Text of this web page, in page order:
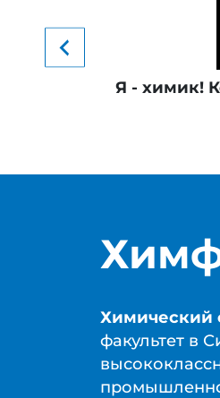
Я - химик!
Химический
факультет в